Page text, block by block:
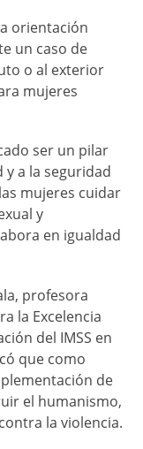
orientación
un caso de
o al exterior
mujeres
ser un pilar
y a la seguridad
mujeres cuidar
y
en igualdad
profesora
la Excelencia
del IMSS en
que como
de
el humanismo,
la violencia.